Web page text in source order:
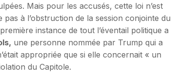
Mais pour les accusés, cette loi n’est
pas à l’obstruction de la session conjointe du
instance de tout l’éventail politique a
une personne nommée par Trump qui a
appropriée que si elle concernait « un
du Capitole.